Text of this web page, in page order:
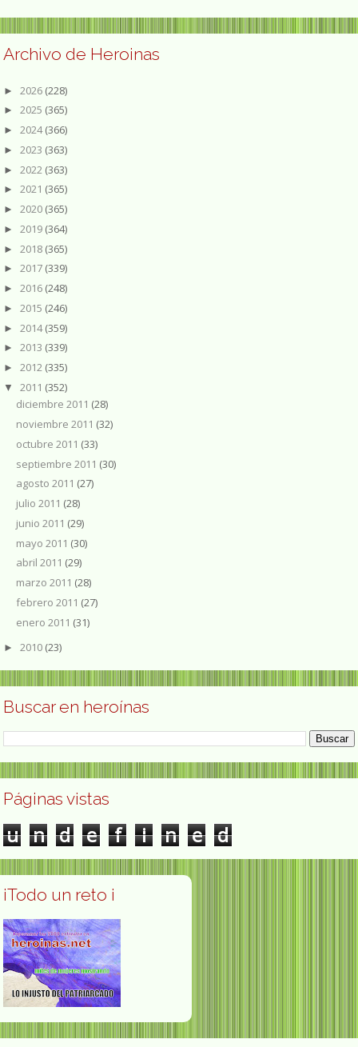
Archivo de Heroinas
► 2026 (228)
► 2025 (365)
► 2024(366)
► 2023 (363)
► 2022 (363)
► 2021 (365)
► 2020 (365)
► 2019 (364)
► 2018 (365)
► 2017 (339)
► 2016 (248)
► 2015 (246)
► 2014(359)
► 2013 (339)
► 2012 (335)
▼ 2011 (352)
diciembre 2011 (28)
noviembre 2011 (32)
octubre 2011 (33)
septiembre 2011 (30)
agosto 2011 (27)
julio 2011 (28)
junio 2011 (29)
mayo 2011 (30)
abril 2011 (29)
marzo 2011 (28)
febrero 2011 (27)
enero 2011 (31)
► 2010 (23)
Buscar en heroínas
Páginas vistas
u n d e f i n e d
¡Todo un reto ¡